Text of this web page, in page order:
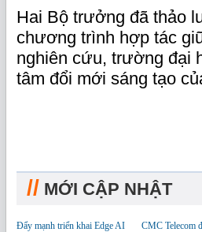
Hai Bộ trưởng đã thảo
chương trình hợp tác
nghiên cứu, trường đại
tâm đổi mới sáng tạo
// MỚI CẬP NHẬT
Đẩy mạnh triển khai Edge AI
CMC Telecom